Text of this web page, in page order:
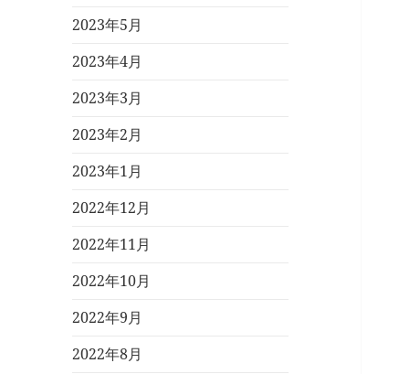
2023年5月
2023年4月
2023年3月
2023年2月
2023年1月
2022年12月
2022年11月
2022年10月
2022年9月
2022年8月